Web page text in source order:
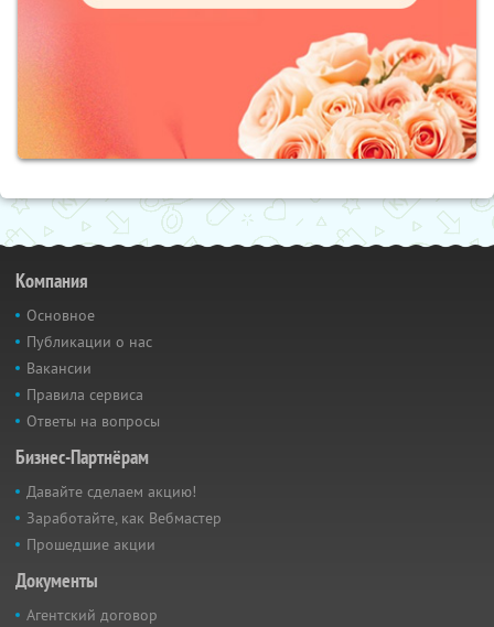
Компания
Основное
Публикации о нас
Вакансии
Правила сервиса
Ответы на вопросы
Бизнес-Партнёрам
Давайте сделаем акцию!
Заработайте, как Вебмастер
Прошедшие акции
Документы
Агентский договор